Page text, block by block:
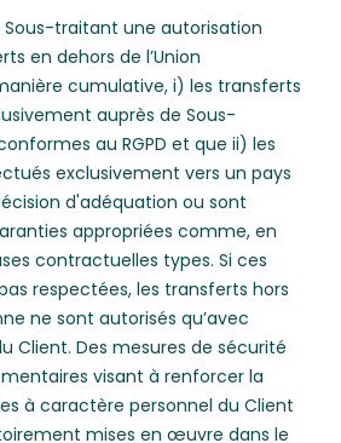
Sous-traitant une autorisation
en dehors de l’Union
cumulative, i) les transferts
auprès de Sous-
au RGPD et que ii) les
exclusivement vers un pays
d'adéquation ou sont
appropriées comme, en
contractuelles types. Si ces
respectées, les transferts hors
ne sont autorisés qu’avec
Client. Des mesures de sécurité
visant à renforcer la
à caractère personnel du Client
mises en œuvre dans le